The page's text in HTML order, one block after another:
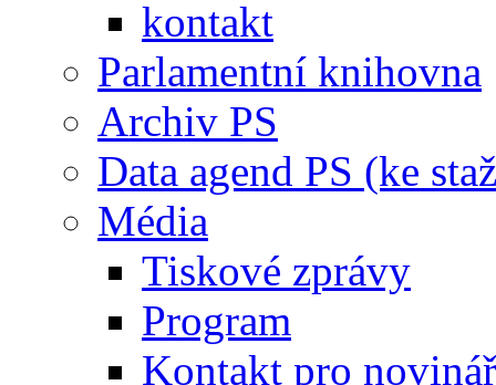
kontakt
Parlamentní knihovna
Archiv PS
Data agend PS (ke
Média
Tiskové zprávy
Program
Kontakt pro